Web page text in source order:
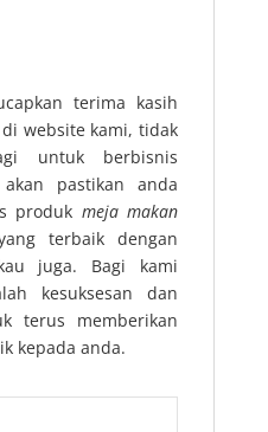
terima kasih
website kami, tidak
untuk berbisnis
pastikan anda
produk meja makan
terbaik dengan
juga. Bagi kami
kesuksesan dan
terus memberikan
kepada anda.